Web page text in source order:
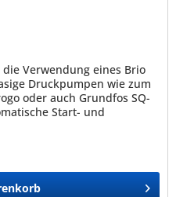
Verwendung eines Brio
Druckpumpen wie zum
oder auch Grundfos SQ-
Start- und